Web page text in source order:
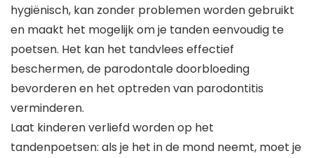
hygiënisch, kan zonder problemen worden gebruikt
en maakt het mogelijk om je tanden eenvoudig te
poetsen. Het kan het tandvlees effectief
beschermen, de parodontale doorbloeding
bevorderen en het optreden van parodontitis
verminderen.
Laat kinderen verliefd worden op het
tandenpoetsen: als je het in de mond neemt, moet je